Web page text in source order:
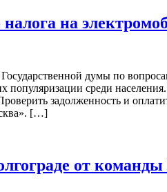
на
думы по
популяризации среди
задолженность и
[…]
от